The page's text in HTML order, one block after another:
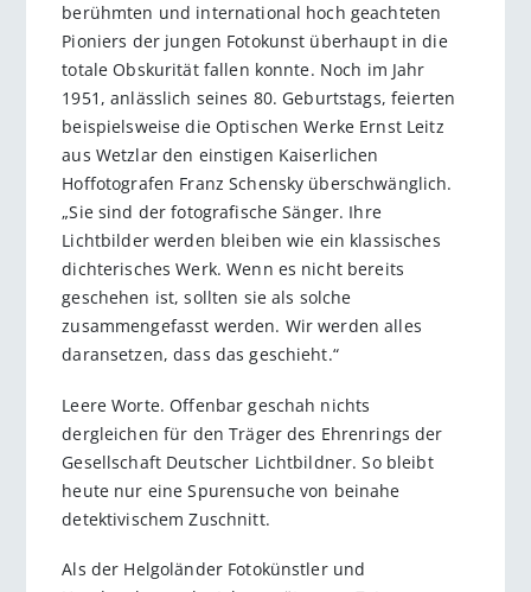
berühmten und international hoch geachteten
Pioniers der jungen Fotokunst überhaupt in die
totale Obskurität fallen konnte. Noch im Jahr
1951, anlässlich seines 80. Geburtstags, feierten
beispielsweise die Optischen Werke Ernst Leitz
aus Wetzlar den einstigen Kaiserlichen
Hoffotografen Franz Schensky überschwänglich.
„Sie sind der fotografische Sänger. Ihre
Lichtbilder werden bleiben wie ein klassisches
dichterisches Werk. Wenn es nicht bereits
geschehen ist, sollten sie als solche
zusammengefasst werden. Wir werden alles
daransetzen, dass das geschieht.“
Leere Worte. Offenbar geschah nichts
dergleichen für den Träger des Ehrenrings der
Gesellschaft Deutscher Lichtbildner. So bleibt
heute nur eine Spurensuche von beinahe
detektivischem Zuschnitt.
Als der Helgoländer Fotokünstler und